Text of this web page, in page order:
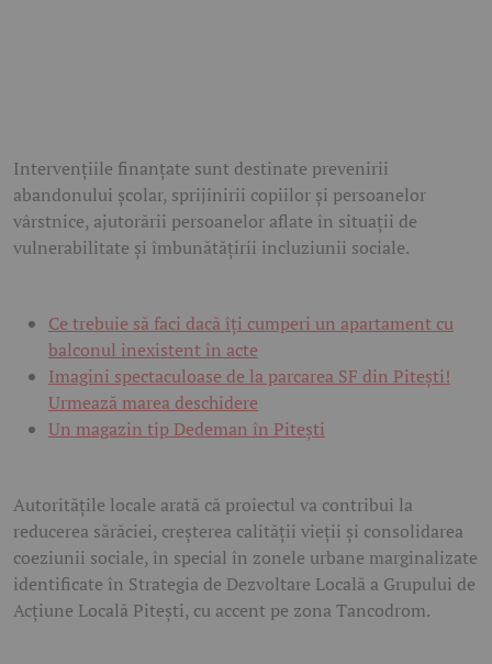
Intervențiile finanțate sunt destinate prevenirii
abandonului școlar, sprijinirii copiilor și persoanelor
vârstnice, ajutorării persoanelor aflate în situații de
vulnerabilitate și îmbunătățirii incluziunii sociale.
Ce trebuie să faci dacă îți cumperi un apartament cu
balconul inexistent în acte
Imagini spectaculoase de la parcarea SF din Pitești!
Urmează marea deschidere
Un magazin tip Dedeman în Pitești
Autoritățile locale arată că proiectul va contribui la
reducerea sărăciei, creșterea calității vieții și consolidarea
coeziunii sociale, în special în zonele urbane marginalizate
identificate în Strategia de Dezvoltare Locală a Grupului de
Acțiune Locală Pitești, cu accent pe zona Tancodrom.